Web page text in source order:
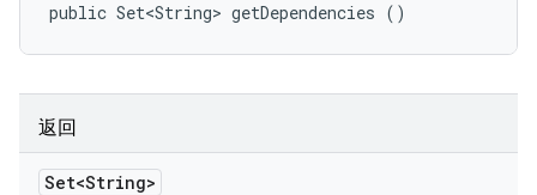
public Set<String> getDependencies ()
返回
Set<String>